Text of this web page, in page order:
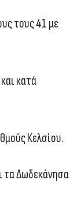
τους 41 με
κατά
Κελσίου.
τα Δωδεκάνησα